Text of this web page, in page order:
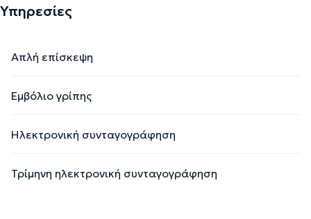
Υπηρεσίες
Απλή επίσκεψη
Εμβόλιο γρίπης
Ηλεκτρονική συνταγογράφηση
Τρίμηνη ηλεκτρονική συνταγογράφηση